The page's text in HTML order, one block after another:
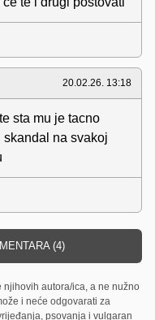
20.02.26. 13:18
sta mu je tacno
na svakoj
(4)
njihovih autora/ica, a ne nužno
i neće odgovarati za
psovanja i vulgaran